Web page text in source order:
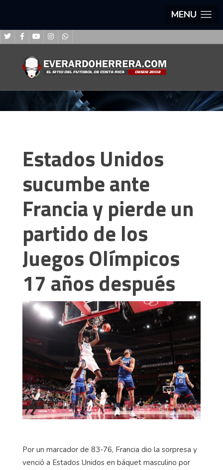
MENU
Estados Unidos
sucumbe ante
Francia y pierde un
partido de los
Juegos Olímpicos
17 años después
Por un marcador de 83-76, Francia dio la sorpresa y
venció a Estados Unidos en báquet masculino por